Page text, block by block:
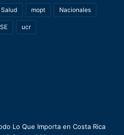
mopt Nacionales
ucr
Lo Que Importa en Costa Rica